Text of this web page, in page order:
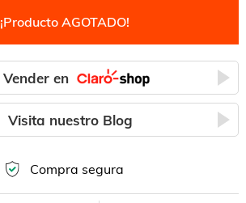
¡Producto AGOTADO!
Vender en
Visita nuestro Blog
Compra segura